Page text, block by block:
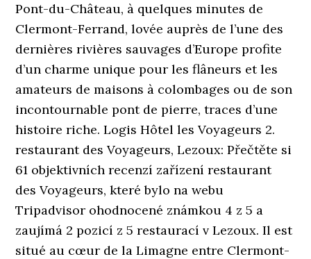
Pont-du-Château, à quelques minutes de
Clermont-Ferrand, lovée auprès de l’une des
dernières rivières sauvages d’Europe profite
d’un charme unique pour les flâneurs et les
amateurs de maisons à colombages ou de son
incontournable pont de pierre, traces d’une
histoire riche. Logis Hôtel les Voyageurs 2.
restaurant des Voyageurs, Lezoux: Přečtěte si
61 objektivních recenzí zařízení restaurant
des Voyageurs, které bylo na webu
Tripadvisor ohodnocené známkou 4 z 5 a
zaujímá 2 pozicí z 5 restaurací v Lezoux. Il est
situé au cœur de la Limagne entre Clermont-